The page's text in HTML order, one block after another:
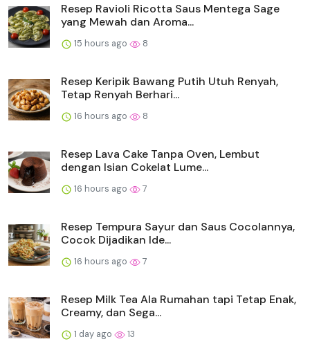
Resep Ravioli Ricotta Saus Mentega Sage
yang Mewah dan Aroma...
15 hours ago 8
Resep Keripik Bawang Putih Utuh Renyah,
Tetap Renyah Berhari...
16 hours ago 8
Resep Lava Cake Tanpa Oven, Lembut
dengan Isian Cokelat Lume...
16 hours ago 7
Resep Tempura Sayur dan Saus Cocolannya,
Cocok Dijadikan Ide...
16 hours ago 7
Resep Milk Tea Ala Rumahan tapi Tetap Enak,
Creamy, dan Sega...
1 day ago 13